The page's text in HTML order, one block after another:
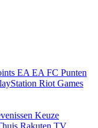
EA EA FC Punten
Riot Games
Keuze
Rakuten TV